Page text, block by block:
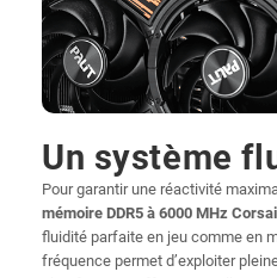
Un système
Pour garantir une réactivité
mémoire DDR5 à 6000 MHz
fluidité parfaite en jeu comme en
fréquence permet d’exploiter